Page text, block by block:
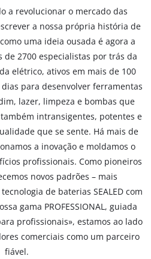
a revolucionar o mercado das
a nossa própria história de
uma ideia ousada é agora a
de 2700 especialistas por trás da
elétrico, ativos em mais de 100
para desenvolver ferramentas
lazer, limpeza e bombas que
intransigentes, potentes e
que se sente. Há mais de
a inovação e moldamos o
profissionais. Como pioneiros
novos padrões – mais
de baterias SEALED com
gama PROFESSIONAL, guiada
profissionais», estamos ao lado
comerciais como um parceiro
fiável.